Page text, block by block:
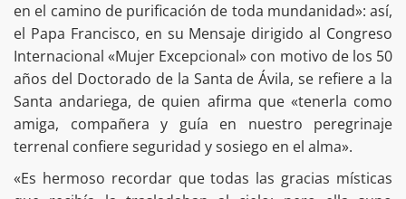
en el camino de purificación de toda mundanidad»: así,
el Papa Francisco, en su Mensaje dirigido al Congreso
Internacional «Mujer Excepcional» con motivo de los 50
años del Doctorado de la Santa de Ávila, se refiere a la
Santa andariega, de quien afirma que «tenerla como
amiga, compañera y guía en nuestro peregrinaje
terrenal confiere seguridad y sosiego en el alma».
«Es hermoso recordar que todas las gracias místicas